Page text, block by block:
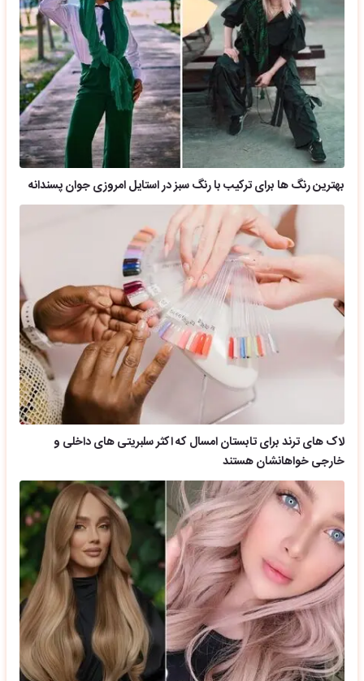
بهترین رنگ ها برای ترکیب با رنگ سبز در استایل امروزی جوان پسندانه
لاک های ترند برای تابستان امسال که اکثر سلبریتی های داخلی و
خارجی خواهانشان هستند